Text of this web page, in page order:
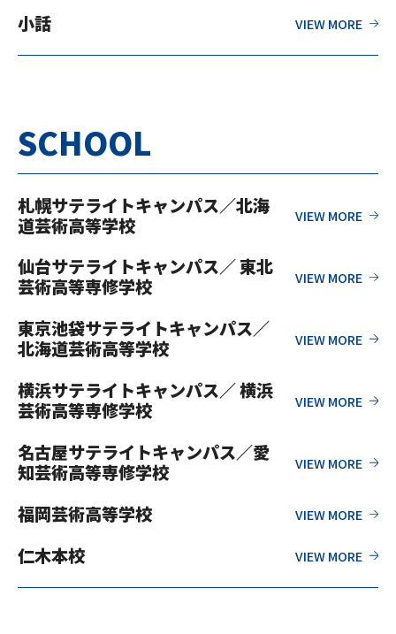
小話
SCHOOL
札幌サテライトキャンパス／北海
道芸術高等学校
仙台サテライトキャンパス／ 東北
芸術高等専修学校
東京池袋サテライトキャンパス／
北海道芸術高等学校
横浜サテライトキャンパス／ 横浜
芸術高等専修学校
名古屋サテライトキャンパス／愛
知芸術高等専修学校
福岡芸術高等学校
仁木本校